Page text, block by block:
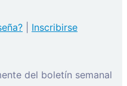
Inscribirse
del boletín semanal